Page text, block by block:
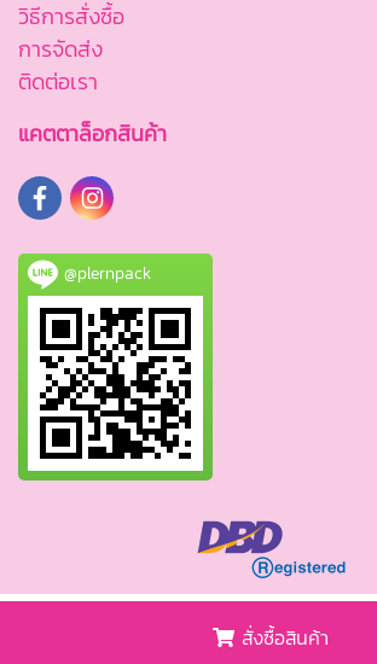
สั่งซื้อสินค้า
วิธีการสั่งซื้อ
การจัดส่ง
ติดต่อเรา
แคตตาล็อกสินค้า
@plernpack
© Copyright 2020 plernpack.com All Rights